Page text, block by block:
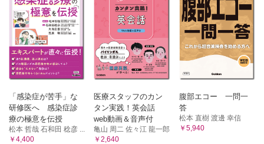
「感染症が苦手」な
研修医へ 感染症診
療の極意を伝授
松本 哲哉 石和田 稔彦 ...
￥4,400
医療スタッフのカン
タン実践！英会話
web動画＆音声付
亀山 周二 佐々江 龍一郎
￥2,640
腹部エコー 一問一
答
松本 直樹 渡邊 幸信
￥5,940